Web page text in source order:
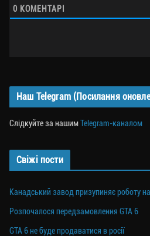
0 КОМЕНТАРІ
Наш Telegram (Посилання
Слідкуйте за нашимTelegram-каналом
Свіжі пости
Канадський завод призупиняє роботу
Розпочалося передзамовлення GTA 6
GTA 6 не буде продаватися в росії